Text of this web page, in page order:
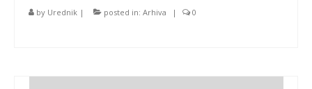
by Urednik | posted in: Arhiva | 0